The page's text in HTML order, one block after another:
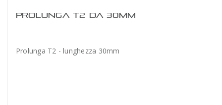
PROLUNGA T2 DA 30MM
Prolunga T2 - lunghezza 30mm